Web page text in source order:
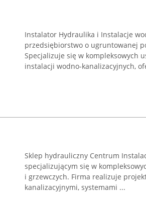
Instalator Hydraulika i Instalacje
przedsiębiorstwo o ugruntowanej
Specjalizuje się w kompleksowych
instalacji wodno-kanalizacyjnych,
Sklep hydrauliczny Centrum
specjalizującym się w
i grzewczych. Firma realizuje
kanalizacyjnymi, systemami ...